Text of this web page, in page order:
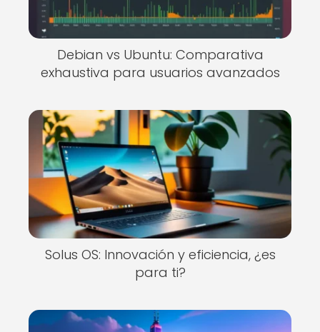
Debian vs Ubuntu: Comparativa
exhaustiva para usuarios avanzados
Solus OS: Innovación y eficiencia, ¿es
para ti?